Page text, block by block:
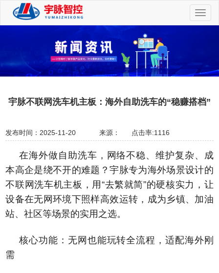
切
换
宇脉不联网洗车机主板：海外自助洗车的“稳赚搭档”
发布时间：2025-11-20 来源： 点击率:1116
在海外做自助洗车，网络不稳、维护复杂、成
本高企是绕不开的难题？宇脉专为海外场景设计的
不联网洗车机主板，用“去繁就简”的硬核实力，让
设备在无网环境下照样高效运转，成为乡镇、加油
站、社区等场景的实用之选。
核心功能：无网也能玩转全流程，适配海外刚
需